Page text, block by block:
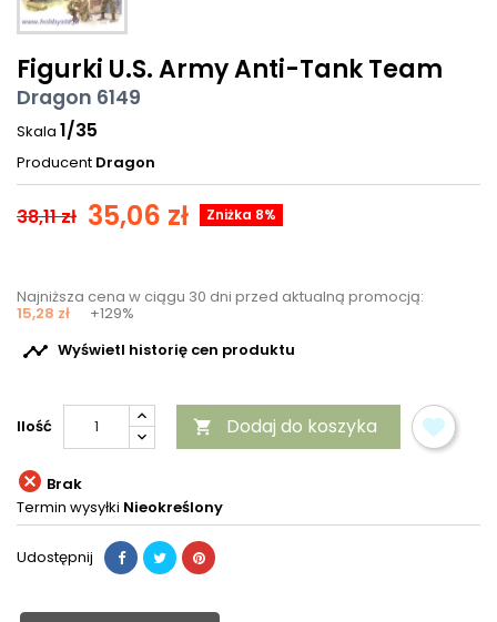
Figurki U.S. Army Anti-Tank Team
Dragon 6149
Skala 1/35
Producent Dragon
38,11 zł 35,06 zł Zniżka 8%
Najniższa cena w ciągu 30 dni przed aktualną promocją:
15,28 zł +129%
 Wyświetl historię cen produktu
Ilość  Dodaj do koszyka
 Brak
Termin wysyłki Nieokreślony
Udostępnij